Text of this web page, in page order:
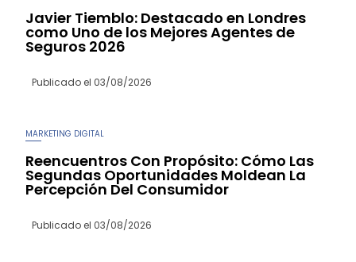
Javier Tiemblo: Destacado en Londres
como Uno de los Mejores Agentes de
Seguros 2026
Publicado el 03/08/2026
MARKETING DIGITAL
Reencuentros Con Propósito: Cómo Las
Segundas Oportunidades Moldean La
Percepción Del Consumidor
Publicado el 03/08/2026